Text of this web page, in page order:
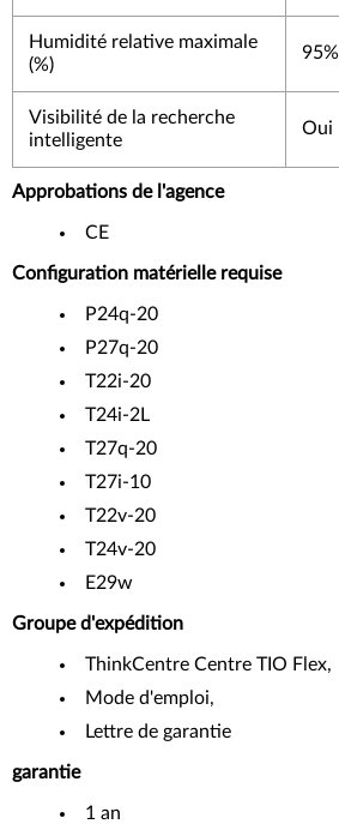
Humidité relative maximale
(%)
95%
Visibilité de la recherche
intelligente
Oui
Approbations de l'agence
CE
Configuration matérielle requise
P24q-20
P27q-20
T22i-20
T24i-2L
T27q-20
T27i-10
T22v-20
T24v-20
E29w
Groupe d'expédition
ThinkCentre Centre TIO Flex,
Mode d'emploi,
Lettre de garantie
garantie
1 an